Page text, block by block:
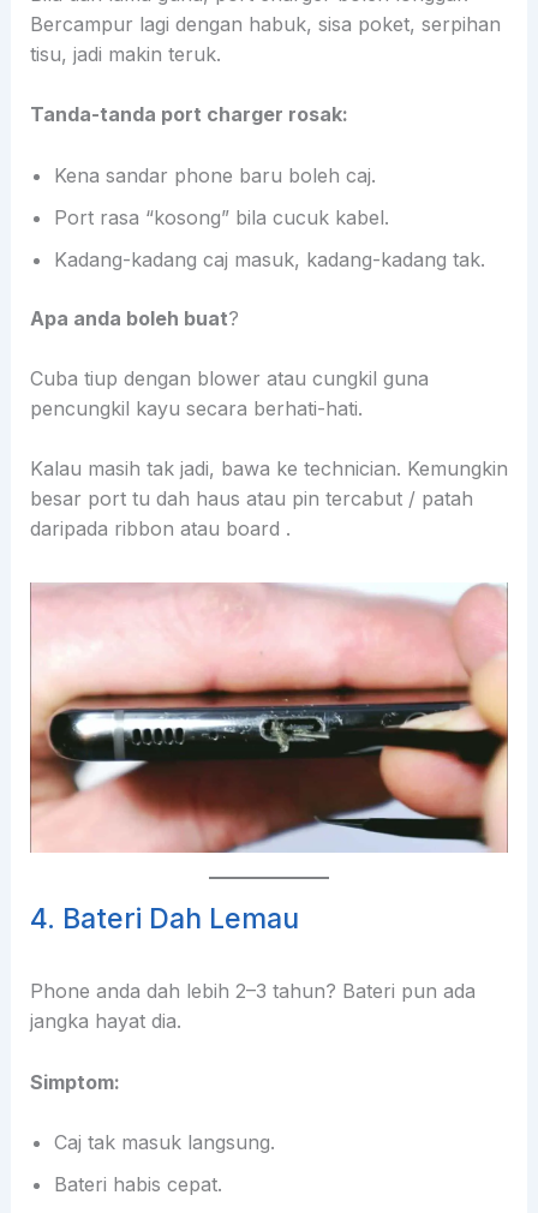
Bercampur lagi dengan habuk, sisa poket, serpihan
tisu, jadi makin teruk.
Tanda-tanda port charger rosak:
Kena sandar phone baru boleh caj.
Port rasa “kosong” bila cucuk kabel.
Kadang-kadang caj masuk, kadang-kadang tak.
Apa anda boleh buat?
Cuba tiup dengan blower atau cungkil guna
pencungkil kayu secara berhati-hati.
Kalau masih tak jadi, bawa ke technician. Kemungkin
besar port tu dah haus atau pin tercabut / patah
daripada ribbon atau board .
4. Bateri Dah Lemau
Phone anda dah lebih 2–3 tahun? Bateri pun ada
jangka hayat dia.
Simptom:
Caj tak masuk langsung.
Bateri habis cepat.